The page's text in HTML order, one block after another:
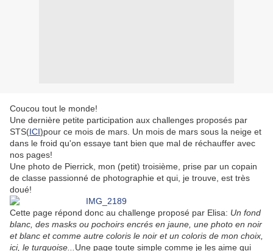
Coucou tout le monde!
Une dernière petite participation aux challenges proposés par
STS(ICI)pour ce mois de mars. Un mois de mars sous la neige et
dans le froid qu'on essaye tant bien que mal de réchauffer avec
nos pages!
Une photo de Pierrick, mon (petit) troisième, prise par un copain
de classe passionné de photographie et qui, je trouve, est très
doué!
Cette page répond donc au challenge proposé par Elisa: Un fond
blanc, des masks ou pochoirs encrés en jaune, une photo en noir
et blanc et comme autre coloris le noir et un coloris de mon choix,
ici, le turquoise... Une page toute simple comme je les aime qui